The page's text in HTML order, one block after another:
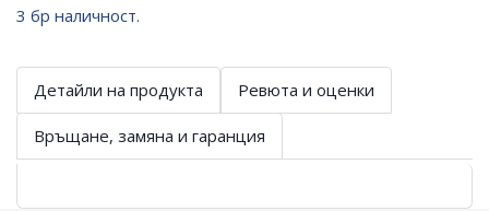
3 бр наличност.
Детайли на продукта Ревюта и оценки
Връщане, замяна и гаранция